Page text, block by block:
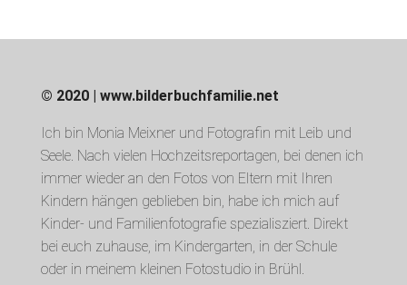
© 2020 | www.bilderbuchfamilie.net
Ich bin Monia Meixner und Fotografin mit Leib und
Seele. Nach vielen Hochzeitsreportagen, bei denen ich
immer wieder an den Fotos von Eltern mit Ihren
Kindern hängen geblieben bin, habe ich mich auf
Kinder- und Familienfotografie spezialisziert. Direkt
bei euch zuhause, im Kindergarten, in der Schule
oder in meinem kleinen Fotostudio in Brühl.